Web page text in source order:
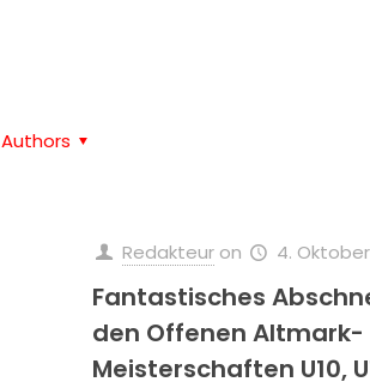
Authors
Redakteur on 4.
Fantastisches
den Offenen Altmark-
Meisterschaften U10,